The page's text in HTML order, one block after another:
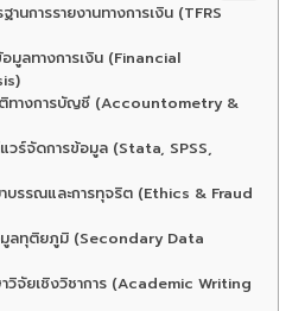
านการรายงานทางการเงิน (TFRS
อมูลทางการเงิน (Financial
ติทางการบัญชี (Accountometry &
วร์จัดการข้อมูล (Stata, SPSS,
าบรรณและการทุจริต (Ethics & Fraud
มูลทุติยภูมิ (Secondary Data
าวิจัยเชิงวิชาการ (Academic Writing